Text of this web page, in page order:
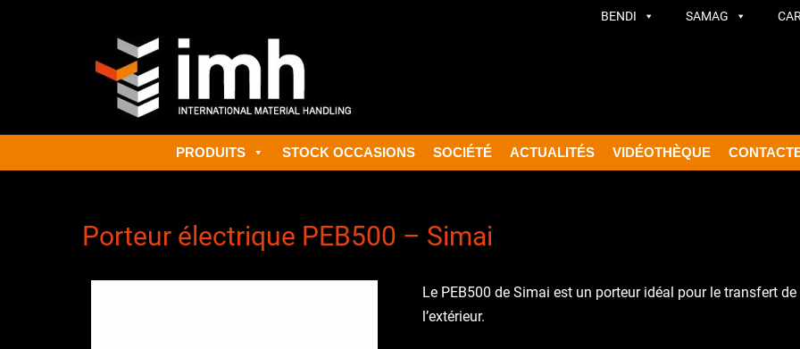
BENDI SAMAG
Primary Menu
PRODUITS STOCK OCCASIONS SOCIÉTÉ ACTUALITÉS VIDÉOTHÈQUE
Porteur électrique PEB500 – Simai
Le PEB500 de Simai est un porteur idéal pour le transfert
l’extérieur.